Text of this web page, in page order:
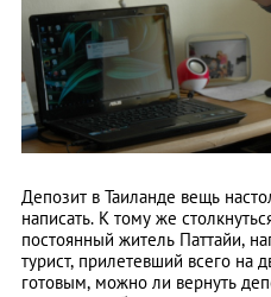
Депозит в Таиланде вещь
написать. К тому же
постоянный житель Паттайи,
турист, прилетевший всего на
готовым, можно ли вернуть